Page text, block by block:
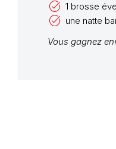
1 brosse
une natte
Vous gagnez